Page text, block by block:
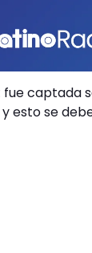
fue captada
esto se